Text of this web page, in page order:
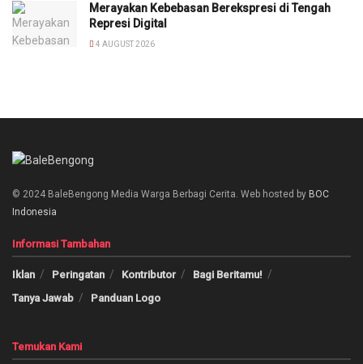
Merayakan Kebebasan Berekspresi di Tengah
Represi Digital
4 AUGUST 2026
© 2024 BaleBengong Media Warga Berbagi Cerita. Web hosted by BOC
Indonesia
Informasi Tambahan
Iklan Peringatan Kontributor
Bagi Beritamu!
Tanya Jawab
Panduan Logo
Temukan Kami